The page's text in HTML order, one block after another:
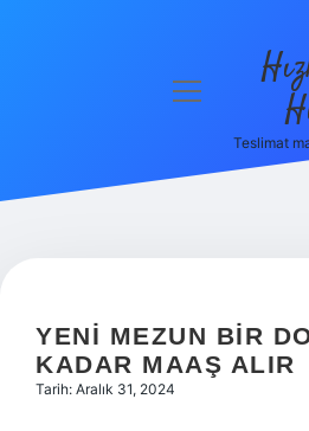
Hakkımızda
menüyü
Teslimat
YENI MEZUN BIR
KADAR MAAŞ ALIR
Tarih: Aralık 31, 2024